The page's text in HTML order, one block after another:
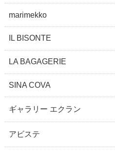
marimekko
IL BISONTE
LA BAGAGERIE
SINA COVA
ギャラリー エクラン
アビステ